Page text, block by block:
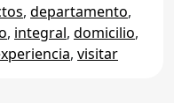
, departamento,
, integral, domicilio,
, visitar